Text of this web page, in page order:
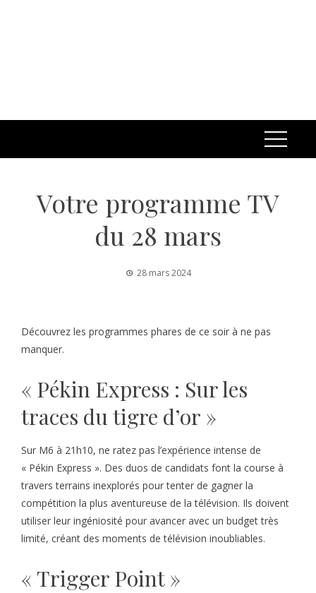
Votre programme TV
du 28 mars
28 mars 2024
Découvrez les programmes phares de ce soir à ne pas
manquer.
« Pékin Express : Sur les
traces du tigre d’or »
Sur M6 à 21h10, ne ratez pas l’expérience intense de
« Pékin Express ». Des duos de candidats font la course à
travers terrains inexplorés pour tenter de gagner la
compétition la plus aventureuse de la télévision. Ils doivent
utiliser leur ingéniosité pour avancer avec un budget très
limité, créant des moments de télévision inoubliables.
« Trigger Point »